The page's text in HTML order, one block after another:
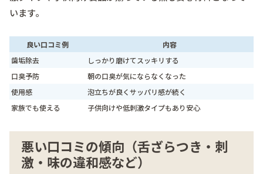
います。
良い口コミ例
内容
歯垢除去
しっかり磨けてスッキリする
口臭予防
朝の口臭が気にならなくなった
使用感
泡立ちが良くサッパリ感が続く
家族でも使える
子供向けや低刺激タイプもあり安心
悪い口コミの傾向（舌ざらつき・刺
激・味の違和感など）